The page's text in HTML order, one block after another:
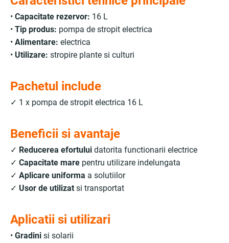
• Capacitate rezervor: 16 L
• Tip produs: pompa de stropit electrica
• Alimentare: electrica
• Utilizare: stropire plante si culturi
Pachetul include
✓ 1 x pompa de stropit electrica 16 L
Beneficii si avantaje
✓ Reducerea efortului datorita functionarii electrice
✓ Capacitate mare pentru utilizare indelungata
✓ Aplicare uniforma a solutiilor
✓ Usor de utilizat si transportat
Aplicatii si utilizari
• Gradini si solarii